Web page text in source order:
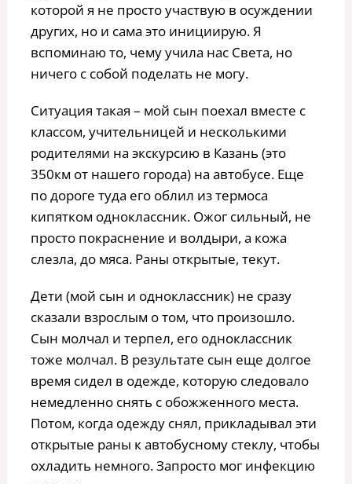
которой я не просто участвую в осуждении
других, но и сама это инициирую. Я
вспоминаю то, чему учила нас Света, но
ничего с собой поделать не могу.
Ситуация такая – мой сын поехал вместе с
классом, учительницей и несколькими
родителями на экскурсию в Казань (это
350км от нашего города) на автобусе. Еще
по дороге туда его облил из термоса
кипятком одноклассник. Ожог сильный, не
просто покраснение и волдыри, а кожа
слезла, до мяса. Раны открытые, текут.
Дети (мой сын и одноклассник) не сразу
сказали взрослым о том, что произошло.
Сын молчал и терпел, его одноклассник
тоже молчал. В результате сын еще долгое
время сидел в одежде, которую следовало
немедленно снять с обожженного места.
Потом, когда одежду снял, прикладывал эти
открытые раны к автобусному стеклу, чтобы
охладить немного. Запросто мог инфекцию